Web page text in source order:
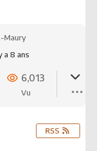
Maury
a 8 ans
6,013
Vu
RSS